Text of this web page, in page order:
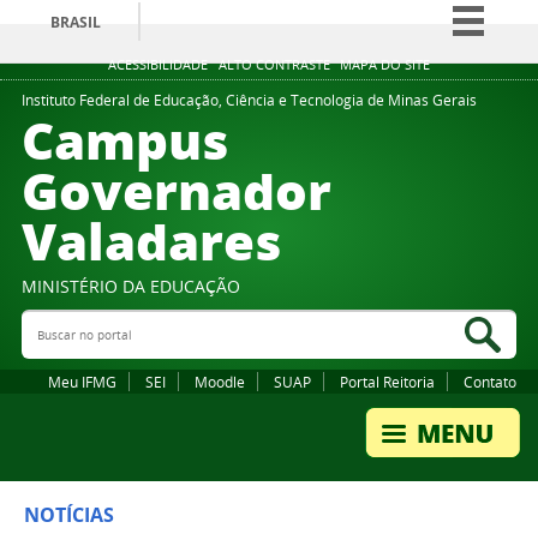
ACESSIBILIDADE ALTO CONTRASTE MAPA DO SITE
BRASIL
Simplifique!
Comunica BR
Instituto Federal de Educação, Ciência e Tecnologia de Minas Gerais
Campus
Governador
Valadares
MINISTÉRIO DA EDUCAÇÃO
Buscar no portal
Meu IFMG SEI Moodle SUAP Portal Reitoria Contato
NOTÍCIAS